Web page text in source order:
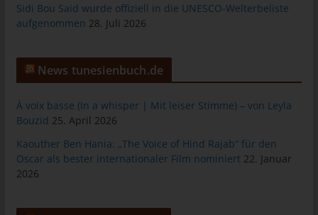
Sidi Bou Said wurde offiziell in die UNESCO-Welterbeliste
aufgenommen 28. Juli 2026
News tunesienbuch.de
À voix basse (In a whisper | Mit leiser Stimme) – von Leyla
Bouzid 25. April 2026
Kaouther Ben Hania: „The Voice of Hind Rajab“ für den
Oscar als bester internationaler Film nominiert 22. Januar
2026
Internetseite nutzerfreundlichere Services bereitstellen, die ohne
die Cookie-Setzung nicht möglich wären.
auf unserer Internetseite im Sinne des Benutzers optimiert
werden. Cookies ermöglichen uns, wie bereits erwähnt, die
Benutzer unserer Internetseite wiederzuerkennen. Zweck dieser
Wiedererkennung ist es, den Nutzern die Verwendung unserer
Cookies verwendet, muss beispielsweise nicht bei jedem
Besuch der Internetseite erneut seine Zugangsdaten eingeben,
weil dies von der Internetseite und dem auf dem
übernommen wird. Ein weiteres Beispiel ist das Cookie eines